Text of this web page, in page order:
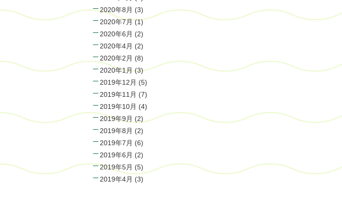
2020年8月 (3)
2020年7月(1)
2020年6月 (2)
2020年4月 (2)
2020年2月 (8)
2020年1月(3)
2019年12月 (5)
2019年11月 (7)
2019年10月 (4)
2019年9月 (2)
2019年8月 (2)
2019年7月 (6)
2019年6月 (2)
2019年5月 (5)
2019年4月 (3)